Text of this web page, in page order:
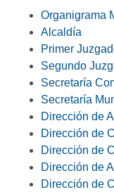
Organigrama
Alcaldía
Primer
Segundo
Secretaría
Secretaría
Dirección de
Dirección de
Dirección de
Dirección de
Dirección de